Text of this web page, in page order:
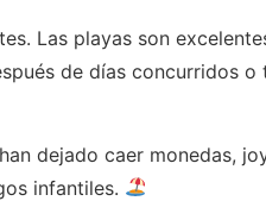
Las playas son
de días concurridos o
dejado caer monedas,
infantiles.